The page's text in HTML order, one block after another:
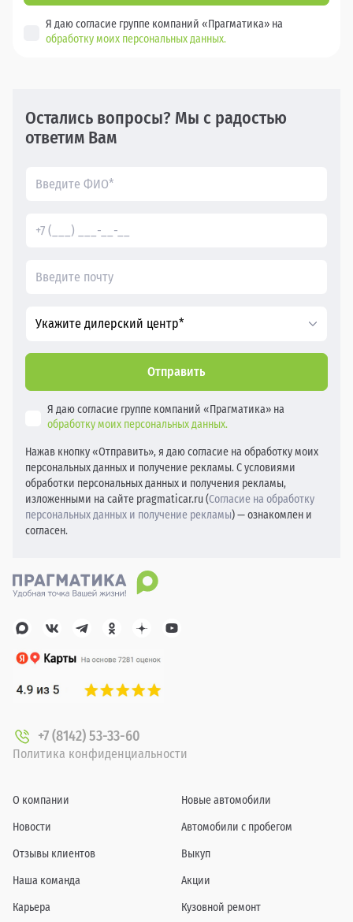
Я даю согласие группе компаний «Прагматика» на
обработку моих персональных данных.
Остались вопросы? Мы с радостью
ответим Вам
Укажите дилерский центр*
Отправить
Я даю согласие группе компаний «Прагматика» на
обработку моих персональных данных.
Нажав кнопку «Отправить», я даю согласие на обработку моих
персональных данных и получение рекламы. С условиями
обработки персональных данных и получения рекламы,
изложенными на сайте pragmaticar.ru (Согласие на обработку
персональных данных и получение рекламы) — ознакомлен и
согласен.
+7 (8142) 53-33-60
Политика конфиденциальности
О компании
Новости
Отзывы клиентов
Наша команда
Карьера
Новые автомобили
Автомобили с пробегом
Выкуп
Акции
Кузовной ремонт